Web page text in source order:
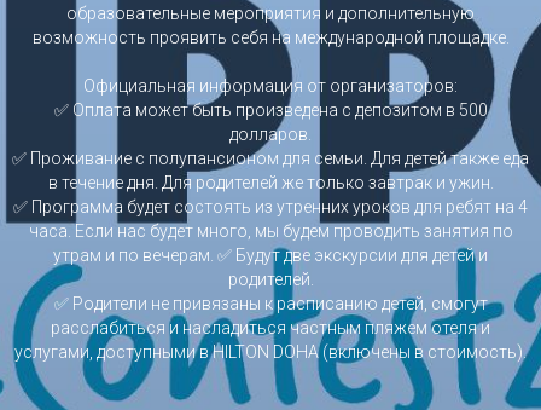
образовательные мероприятия и дополнительную
возможность проявить себя на международной площадке.
Официальная информация от организаторов:
✅ Оплата может быть произведена с депозитом в 500
долларов.
✅ Проживание с полупансионом для семьи. Для детей также еда
в течение дня. Для родителей же только завтрак и ужин.
✅ Программа будет состоять из утренних уроков для ребят на 4
часа. Если нас будет много, мы будем проводить занятия по
утрам и по вечерам. ✅ Будут две экскурсии для детей и
родителей.
✅ Родители не привязаны к расписанию детей, смогут
расслабиться и насладиться частным пляжем отеля и
услугами, доступными в HILTON DOHA (включены в стоимость).